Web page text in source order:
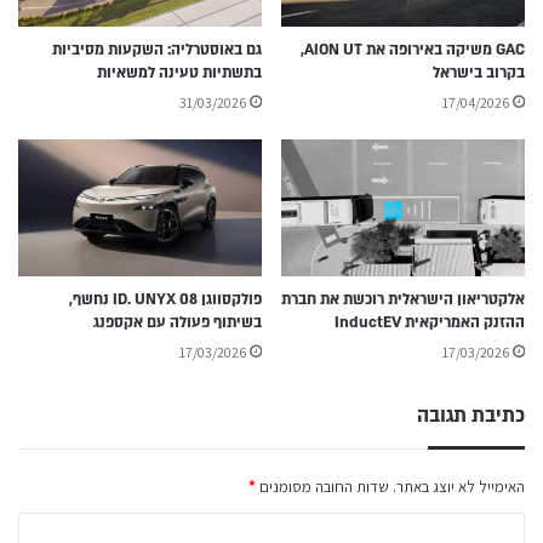
GAC משיקה באירופה את AION UT,
בקרוב בישראל
17/04/2026
גם באוסטרליה: השקעות מסיביות
בתשתיות טעינה למשאיות
31/03/2026
אלקטריאון הישראלית רוכשת את חברת
ההזנק האמריקאית InductEV
17/03/2026
פולקסווגן ID. UNYX 08 נחשף,
בשיתוף פעולה עם אקספנג
17/03/2026
כתיבת תגובה
האימייל לא יוצג באתר. שדות החובה מסומנים *